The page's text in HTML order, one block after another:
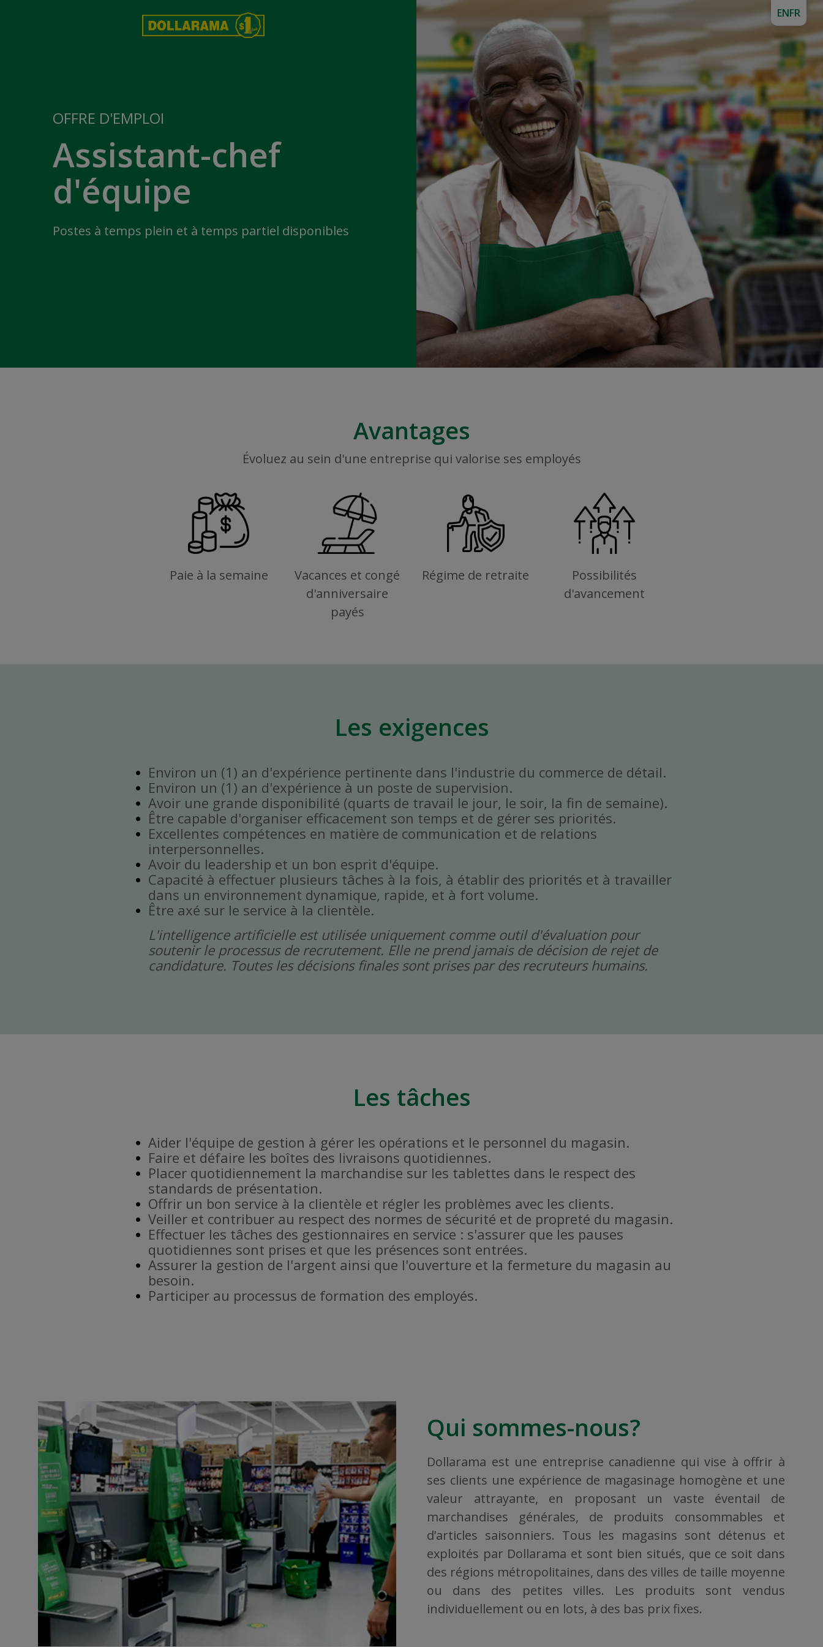
OFFRE D'EMPLOI
Assistant-chef
d'équipe
Postes à temps plein et à temps partiel disponibles
Avantages
Évoluez au sein d'une entreprise qui valorise ses employés
Paie à la semaine
Vacances et congé
d'anniversaire
payés
Régime de retraite
Possibilités
d'avancement
Les exigences
Environ un (1) an d'expérience pertinente dans l'industrie du commerce de détail.
Environ un (1) an d'expérience à un poste de supervision.
Avoir une grande disponibilité (quarts de travail le jour, le soir, la fin de semaine).
Être capable d'organiser efficacement son temps et de gérer ses priorités.
Excellentes compétences en matière de communication et de relations
interpersonnelles.
Avoir du leadership et un bon esprit d'équipe.
Capacité à effectuer plusieurs tâches à la fois, à établir des priorités et à travailler
dans un environnement dynamique, rapide, et à fort volume.
Être axé sur le service à la clientèle.
L'intelligence artificielle est utilisée uniquement comme outil d'évaluation pour
soutenir le processus de recrutement. Elle ne prend jamais de décision de rejet de
candidature. Toutes les décisions finales sont prises par des recruteurs humains.
Les tâches
Aider l'équipe de gestion à gérer les opérations et le personnel du magasin.
Faire et défaire les boîtes des livraisons quotidiennes.
Placer quotidiennement la marchandise sur les tablettes dans le respect des
standards de présentation.
Offrir un bon service à la clientèle et régler les problèmes avec les clients.
Veiller et contribuer au respect des normes de sécurité et de propreté du magasin.
Effectuer les tâches des gestionnaires en service : s'assurer que les pauses
quotidiennes sont prises et que les présences sont entrées.
Assurer la gestion de l'argent ainsi que l'ouverture et la fermeture du magasin au
besoin.
Participer au processus de formation des employés.
Qui sommes-nous?
Dollarama est une entreprise canadienne qui vise à offrir à
ses clients une expérience de magasinage homogène et une
valeur attrayante, en proposant un vaste éventail de
marchandises générales, de produits consommables et
d’articles saisonniers. Tous les magasins sont détenus et
exploités par Dollarama et sont bien situés, que ce soit dans
des régions métropolitaines, dans des villes de taille moyenne
ou dans des petites villes. Les produits sont vendus
individuellement ou en lots, à des bas prix fixes.
ENFR